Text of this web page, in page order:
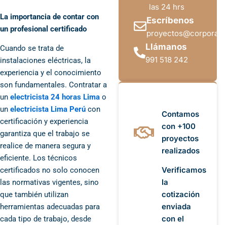
La importancia de contar con
un profesional certificado
Cuando se trata de
instalaciones eléctricas, la
experiencia y el conocimiento
son fundamentales. Contratar a
un electricista 24 horas Lima o
un electricista Lima Perú con
certificación y experiencia
garantiza que el trabajo se
realice de manera segura y
eficiente. Los técnicos
certificados no solo conocen
las normativas vigentes, sino
que también utilizan
herramientas adecuadas para
cada tipo de trabajo, desde
las 24 hrs
Escríbenos
Llámanos
991 518 242
Contamos
con +100
proyectos
realizados
Verificamos
la
cotización
enviada
con el